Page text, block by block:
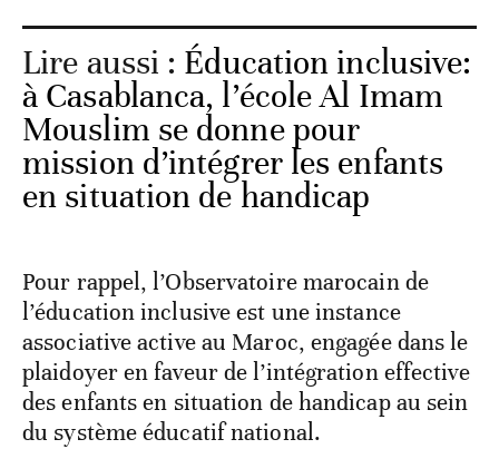
Lire aussi : Éducation inclusive:
à Casablanca, l’école Al Imam
Mouslim se donne pour
mission d’intégrer les enfants
en situation de handicap
Pour rappel, l’Observatoire marocain de
l’éducation inclusive est une instance
associative active au Maroc, engagée dans le
plaidoyer en faveur de l’intégration effective
des enfants en situation de handicap au sein
du système éducatif national.